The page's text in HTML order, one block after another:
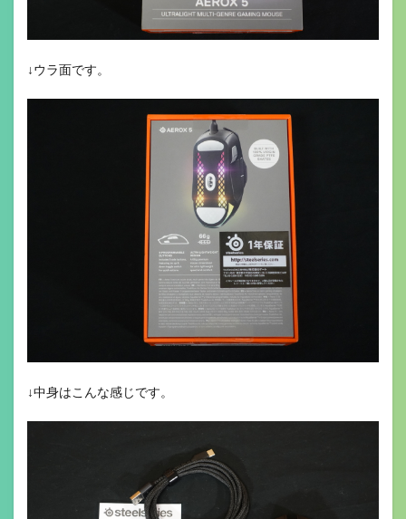
↓ウラ面です。
↓中身はこんな感じです。